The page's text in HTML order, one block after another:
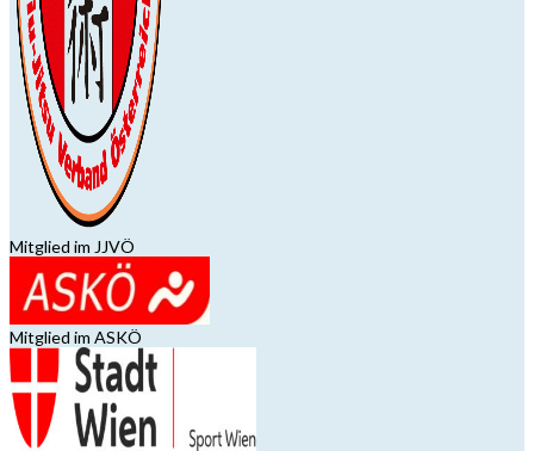
Mitglied im JJVÖ
Mitglied im ASKÖ